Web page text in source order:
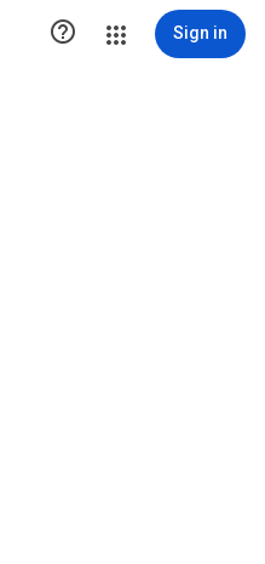
 Sign in